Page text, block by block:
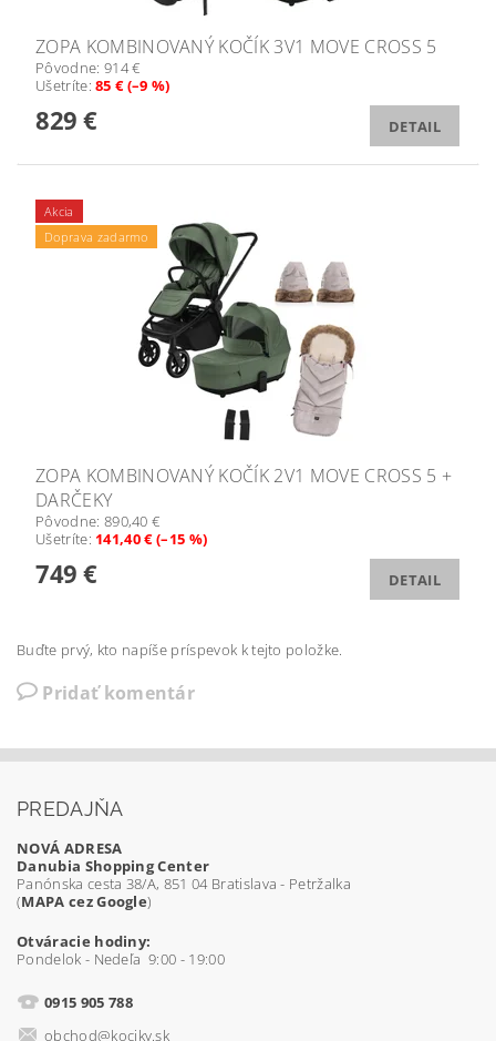
ZOPA KOMBINOVANÝ KOČÍK 3V1 MOVE CROSS 5
Pôvodne: 914 €
Ušetríte:85 € (–9 %)
829 € DETAIL
Akcia
Doprava zadarmo
ZOPA KOMBINOVANÝ KOČÍK 2V1 MOVE CROSS 5 +
DARČEKY
Pôvodne: 890,40 €
Ušetríte: 141,40 € (–15 %)
749 € DETAIL
Buďte prvý, kto napíše príspevok k tejto položke.
Pridať komentár
PREDAJŇA
NOVÁ ADRESA
Danubia Shopping Center
Panónska cesta 38/A, 851 04 Bratislava - Petržalka
(MAPA cez Google)
Otváracie hodiny:
Pondelok - Nedeľa 9:00 - 19:00
0915 905 788
obchod@kociky.sk